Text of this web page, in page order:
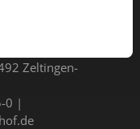
Zeltingen-
0